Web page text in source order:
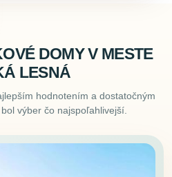
DOMY V MESTE
LESNÁ
hodnotením a dostatočným
výber čo najspoľahlivejší.